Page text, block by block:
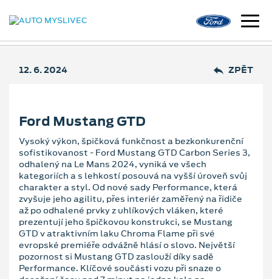
12. 6. 2024 ZPĚT
Ford Mustang GTD
Vysoký výkon, špičková funkčnost a bezkonkurenční
sofistikovanost - Ford Mustang GTD Carbon Series 3,
odhalený na Le Mans 2024, vyniká ve všech
kategoriích a s lehkostí posouvá na vyšší úroveň svůj
charakter a styl. Od nové sady Performance, která
zvyšuje jeho agilitu, přes interiér zaměřený na řidiče
až po odhalené prvky z uhlíkových vláken, které
prezentují jeho špičkovou konstrukci, se Mustang
GTD v atraktivním laku Chroma Flame při své
evropské premiéře odvážně hlásí o slovo. Největší
pozornost si Mustang GTD zaslouží díky sadě
Performance. Klíčové součásti vozu při snaze o